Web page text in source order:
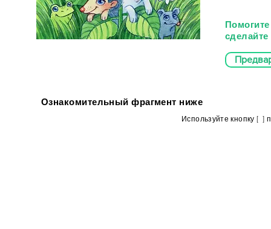
Ознакомительный фрагмент ниже
Используйте кнопку [ ]